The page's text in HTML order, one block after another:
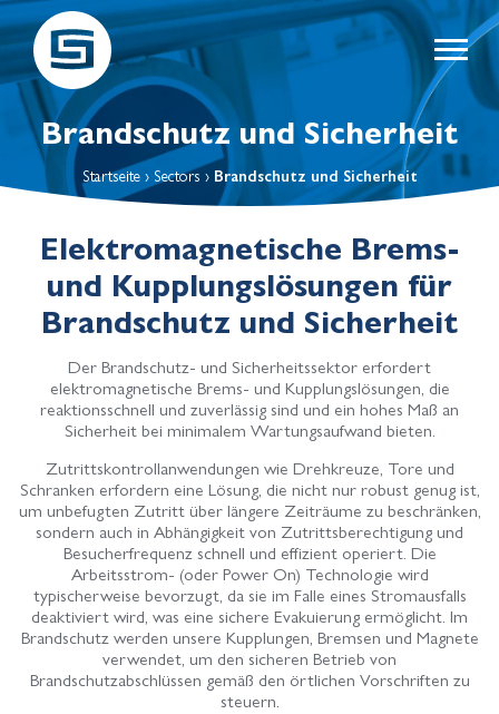
Brandschutz und Sicherheit
Startseite› Sectors › Brandschutz und Sicherheit
Elektromagnetische Brems-
und Kupplungslösungen für
Brandschutz und Sicherheit
Der Brandschutz- und Sicherheitssektor erfordert
elektromagnetische Brems- und Kupplungslösungen, die
reaktionsschnell und zuverlässig sind und ein hohes Maß an
Sicherheit bei minimalem Wartungsaufwand bieten.
Zutrittskontrollanwendungen wie Drehkreuze, Tore und
Schranken erfordern eine Lösung, die nicht nur robust genug ist,
um unbefugten Zutritt über längere Zeiträume zu beschränken,
sondern auch in Abhängigkeit von Zutrittsberechtigung und
Besucherfrequenz schnell und effizient operiert. Die
Arbeitsstrom- (oder Power On) Technologie wird
typischerweise bevorzugt, da sie im Falle eines Stromausfalls
deaktiviert wird, was eine sichere Evakuierung ermöglicht. Im
Brandschutz werden unsere Kupplungen, Bremsen und Magnete
verwendet, um den sicheren Betrieb von
Brandschutzabschlüssen gemäß den örtlichen Vorschriften zu
steuern.